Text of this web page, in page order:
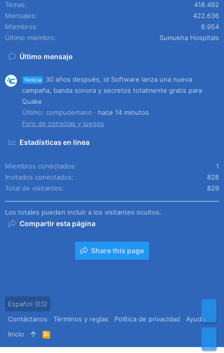
Temas
418.492
Mensajes
422.636
Miembros
6.954
Último miembro
Sumukha Hospitals
Último mensaje
Noticia
30 años después, id Software lanza una nueva
campaña, banda sonora y secretos totalmente gratis para
Quake
Último: compudemano
hace 14 minutos
Foro de consolas y juegos
Estadísticas en línea
Miembros conectados
1
Invitados conectados
828
Total de visitantes
829
Los totales pueden incluir a los visitantes ocultos.
Compartir esta página
Share this page
Español (ES)
Contáctanos
Términos y reglas Política de privacidad
Ayuda
Inicio
R
S
S